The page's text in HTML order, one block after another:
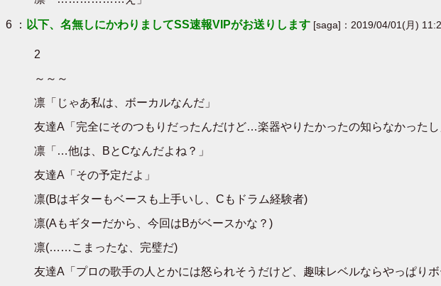
6 ： 以下、名無しにかわりましてSS速報VIPがお送りします [saga]：2019/04/01(月)
2
～～～
凛「じゃあ私は、ボーカルなんだ」
友達A「完全にそのつもりだったんだけど…楽器やりたかったの知らなかったし
凛「…他は、BとCなんだよね？」
友達A「その予定だよ」
凛(Bはギターもベースも上手いし、Cもドラム経験者)
凛(Aもギターだから、今回はBがベースかな？)
凛(……こまったな、完璧だ)
友達A「プロの歌手の人とかには怒られそうだけど、趣味レベルならやっぱり